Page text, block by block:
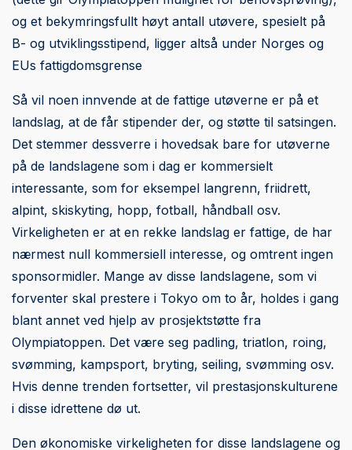
og et bekymringsfullt høyt antall utøvere, spesielt på
B- og utviklingsstipend, ligger altså under Norges og
EUs fattigdomsgrense
Så vil noen innvende at de fattige utøverne er på et
landslag, at de får stipender der, og støtte til satsingen.
Det stemmer dessverre i hovedsak bare for utøverne
på de landslagene som i dag er kommersielt
interessante, som for eksempel langrenn, friidrett,
alpint, skiskyting, hopp, fotball, håndball osv.
Virkeligheten er at en rekke landslag er fattige, de har
nærmest null kommersiell interesse, og omtrent ingen
sponsormidler. Mange av disse landslagene, som vi
forventer skal prestere i Tokyo om to år, holdes i gang
blant annet ved hjelp av prosjektstøtte fra
Olympiatoppen. Det være seg padling, triatlon, roing,
svømming, kampsport, bryting, seiling, svømming osv.
Hvis denne trenden fortsetter, vil prestasjonskulturene
i disse idrettene dø ut.
Den økonomiske virkeligheten for disse landslagene og